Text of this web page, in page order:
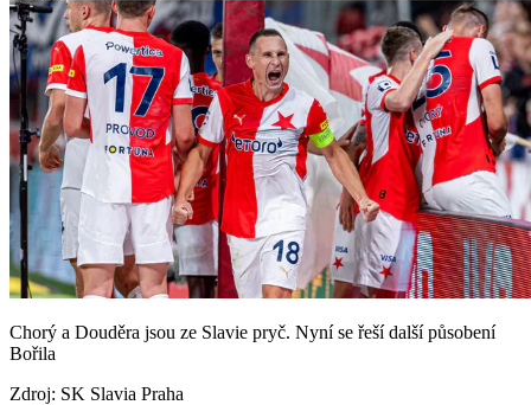
Chorý a Douděra jsou ze Slavie pryč. Nyní se řeší další působení
Bořila
Zdroj: SK Slavia Praha